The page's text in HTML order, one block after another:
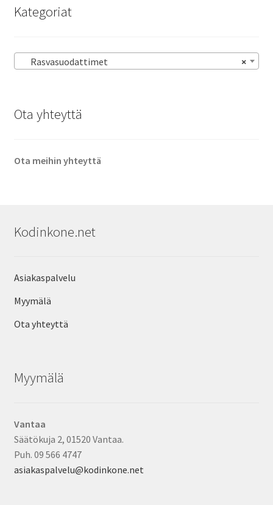
Kategoriat
×
Rasvasuodattimet
Ota yhteyttä
Ota meihin yhteyttä
Kodinkone.net
Asiakaspalvelu
Myymälä
Ota yhteyttä
Myymälä
Vantaa
Säätökuja 2, 01520 Vantaa.
Puh. 09 566 4747
asiakaspalvelu@kodinkone.net